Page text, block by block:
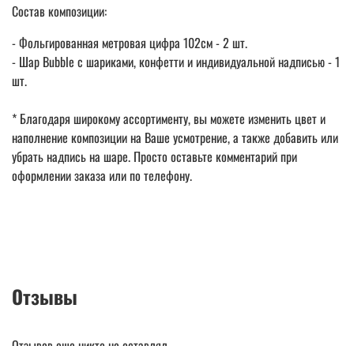
Состав композиции:
- Фольгированная метровая цифра 102см - 2 шт.
- Шар Bubble с шариками, конфетти и индивидуальной надписью - 1
шт.
* Благодаря широкому ассортименту, вы можете изменить цвет и
наполнение композиции на Ваше усмотрение, а также добавить или
убрать надпись на шаре. Просто оставьте комментарий при
оформлении заказа или по телефону.
Отзывы